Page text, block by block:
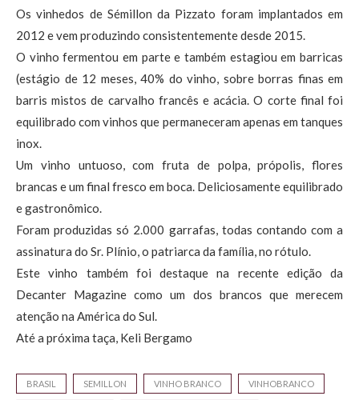
Os vinhedos de Sémillon da Pizzato foram implantados em
2012 e vem produzindo consistentemente desde 2015.
O vinho fermentou em parte e também estagiou em barricas
(estágio de 12 meses, 40% do vinho, sobre borras finas em
barris mistos de carvalho francês e acácia. O corte final foi
equilibrado com vinhos que permaneceram apenas em tanques
inox.
Um vinho untuoso, com fruta de polpa, própolis, flores
brancas e um final fresco em boca. Deliciosamente equilibrado
e gastronômico.
Foram produzidas só 2.000 garrafas, todas contando com a
assinatura do Sr. Plínio, o patriarca da família, no rótulo.
Este vinho também foi destaque na recente edição da
Decanter Magazine como um dos brancos que merecem
atenção na América do Sul.
Até a próxima taça, Keli Bergamo
BRASIL SEMILLON VINHO BRANCO VINHOBRANCO